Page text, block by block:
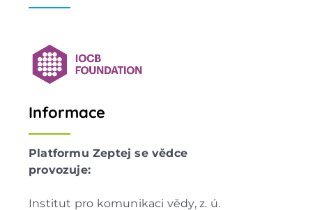
Informace
Platformu Zeptej se vědce
provozuje:
Institut pro komunikaci vědy, z. ú.